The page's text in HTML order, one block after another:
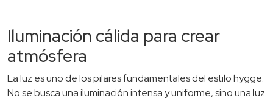
Iluminación cálida para crear
atmósfera
La luz es uno de los pilares fundamentales del estilo hygge.
No se busca una iluminación intensa y uniforme, sino una luz